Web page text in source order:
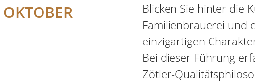
OKTOBER
Blicken Sie hinter die
Familienbrauerei und
einzigartigen
Bei dieser Führung
Zötler-